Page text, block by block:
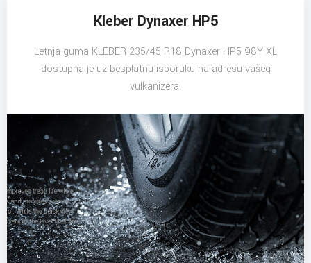
Kleber Dynaxer HP5
Letnja guma KLEBER 235/45 R18 Dynaxer HP5 98Y XL
dostupna je uz besplatnu isporuku na adresu vašeg
vulkanizera.